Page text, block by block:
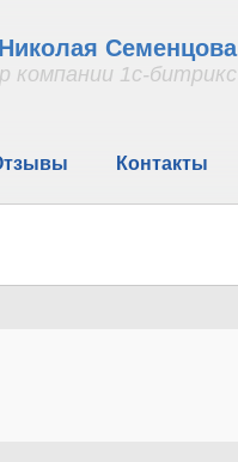
Семенцова
компании 1с-битрикс
Контакты